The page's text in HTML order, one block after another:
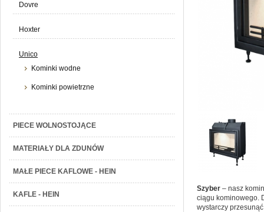
Dovre
Hoxter
Unico
Kominki wodne
Kominki powietrzne
PIECE WOLNOSTOJĄCE
MATERIAŁY DLA ZDUNÓW
MAŁE PIECE KAFLOWE - HEIN
KAFLE - HEIN
Szyber – nasz
ciągu kominowego.
wystarczy